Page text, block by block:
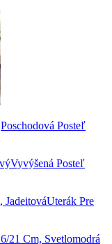
Poschodová Posteľ
Vyvýšená Posteľ
Uterák Pre